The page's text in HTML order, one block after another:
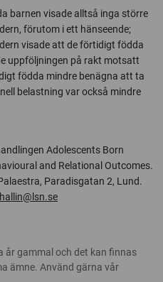
barnen visade alltså inga större
förutom i ett hänseende;
visade att de förtidigt födda
uppföljningen på rakt motsatt
födda mindre benägna att ta
belastning var också mindre
Adolescents Born
and Relational Outcomes.
Paradisgatan 2, Lund.
hallin@lsn.se
år gammal och det kan finnas
ämne. Använd gärna vår